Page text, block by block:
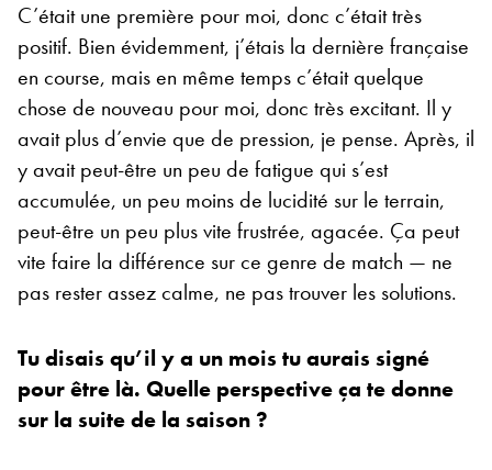
C’était une première pour moi, donc c’était très
positif. Bien évidemment, j’étais la dernière française
en course, mais en même temps c’était quelque
chose de nouveau pour moi, donc très excitant. Il y
avait plus d’envie que de pression, je pense. Après, il
y avait peut-être un peu de fatigue qui s’est
accumulée, un peu moins de lucidité sur le terrain,
peut-être un peu plus vite frustrée, agacée. Ça peut
vite faire la différence sur ce genre de match — ne
pas rester assez calme, ne pas trouver les solutions.
Tu disais qu’il y a un mois tu aurais signé
pour être là. Quelle perspective ça te donne
sur la suite de la saison ?